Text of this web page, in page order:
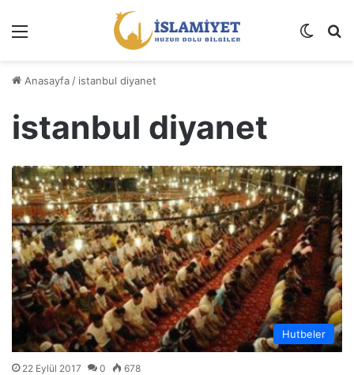
Dış
Anasayfa / istanbul diyanet
istanbul diyanet
Hutbeler
22 Eylül 2017 0 678